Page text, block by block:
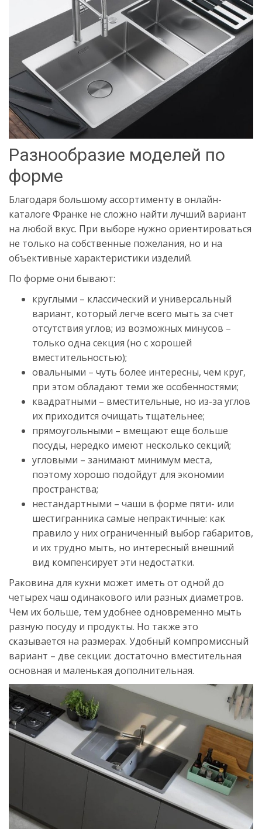
Разнообразие моделей по
форме
Благодаря большому ассортименту в онлайн-
каталоге Франке не сложно найти лучший вариант
на любой вкус. При выборе нужно ориентироваться
не только на собственные пожелания, но и на
объективные характеристики изделий.
По форме они бывают:
круглыми – классический и универсальный
вариант, который легче всего мыть за счет
отсутствия углов; из возможных минусов –
только одна секция (но с хорошей
вместительностью);
овальными – чуть более интересны, чем круг,
при этом обладают теми же особенностями;
квадратными – вместительные, но из-за углов
их приходится очищать тщательнее;
прямоугольными – вмещают еще больше
посуды, нередко имеют несколько секций;
угловыми – занимают минимум места,
поэтому хорошо подойдут для экономии
пространства;
нестандартными – чаши в форме пяти- или
шестигранника самые непрактичные: как
правило у них ограниченный выбор габаритов,
и их трудно мыть, но интересный внешний
вид компенсирует эти недостатки.
Раковина для кухни может иметь от одной до
четырех чаш одинакового или разных диаметров.
Чем их больше, тем удобнее одновременно мыть
разную посуду и продукты. Но также это
сказывается на размерах. Удобный компромиссный
вариант – две секции: достаточно вместительная
основная и маленькая дополнительная.